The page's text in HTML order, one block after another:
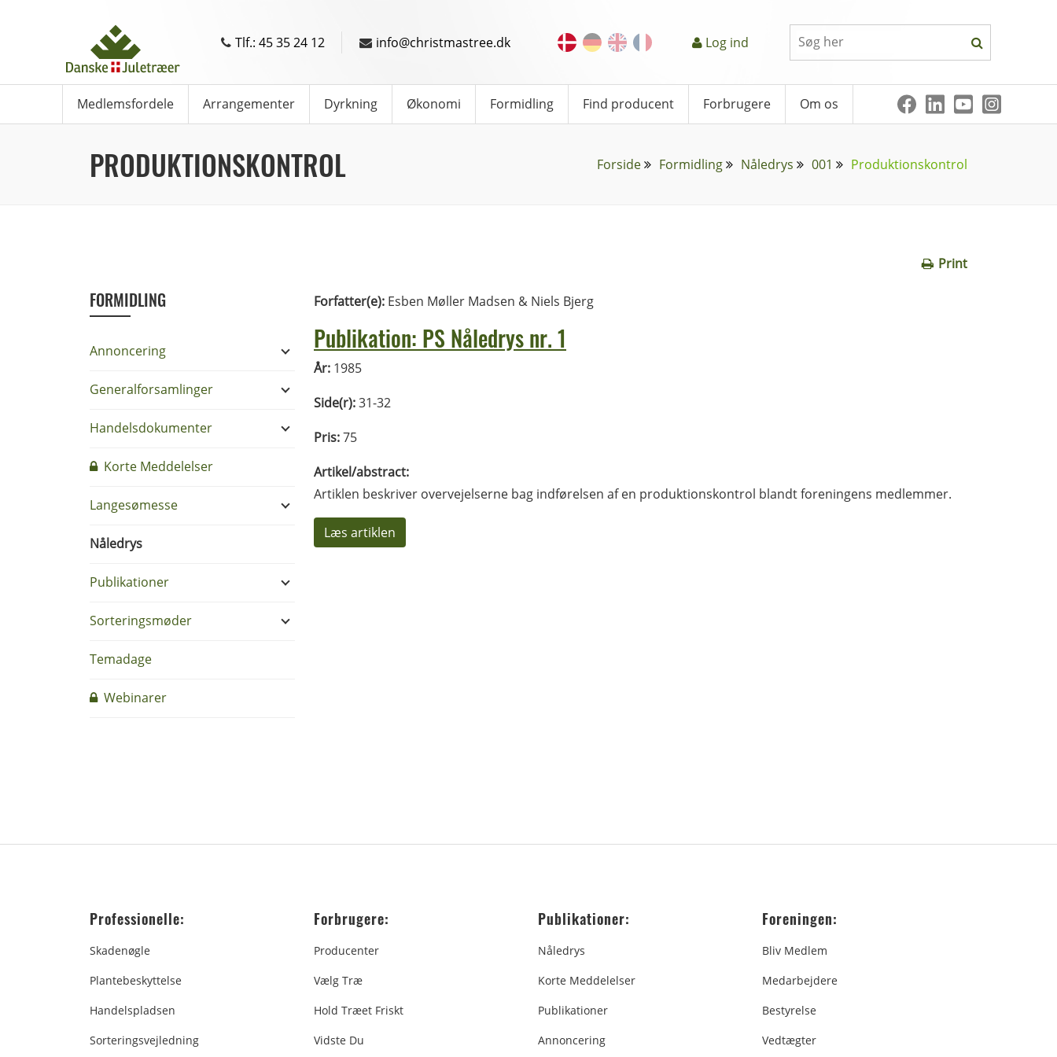
Tlf.: 45 35 24 12 info@christmastree.dk Log ind
Medlemsfordele Arrangementer Dyrkning Økonomi Formidling Find producent Forbrugere Om os
PRODUKTIONSKONTROL Forside Formidling Nåledrys 001 Produktionskontrol
Print
FORMIDLING
Annoncering
Generalforsamlinger
Handelsdokumenter
Korte Meddelelser
Langesømesse
Nåledrys
Publikationer
Sorteringsmøder
Temadage
Webinarer
Forfatter(e): Esben Møller Madsen & Niels Bjerg
Publikation: PS Nåledrys nr. 1
År: 1985
Side(r):31-32
Pris:75
Artikel/abstract:
Artiklen beskriver overvejelserne bag indførelsen af en produktionskontrol blandt foreningens medlemmer.
Læs artiklen
Professionelle:
Skadenøgle
Plantebeskyttelse
Handelspladsen
Sorteringsvejledning
Forbrugere:
Producenter
Vælg Træ
Hold Træet Friskt
Vidste Du
Publikationer:
Nåledrys
Korte Meddelelser
Publikationer
Annoncering
Foreningen:
Bliv Medlem
Medarbejdere
Bestyrelse
Vedtægter